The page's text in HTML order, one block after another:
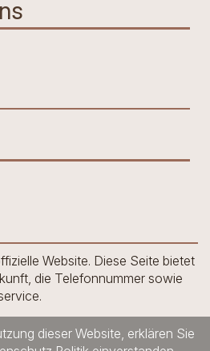
Website. Diese Seite bietet
die Telefonnummer sowie
dieser Website, erklären Sie